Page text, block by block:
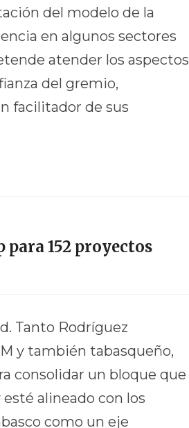
del modelo de la
en algunos sectores
atender los aspectos
del gremio,
facilitador de sus
para 152 proyectos
Tanto Rodríguez
y también tabasqueño,
consolidar un bloque que
esté alineado con los
como un eje